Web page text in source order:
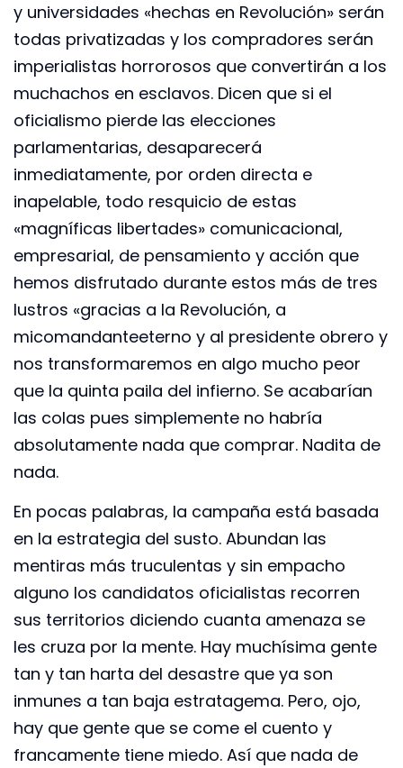
y universidades «hechas en Revolución» serán
todas privatizadas y los compradores serán
imperialistas horrorosos que convertirán a los
muchachos en esclavos. Dicen que si el
oficialismo pierde las elecciones
parlamentarias, desaparecerá
inmediatamente, por orden directa e
inapelable, todo resquicio de estas
«magníficas libertades» comunicacional,
empresarial, de pensamiento y acción que
hemos disfrutado durante estos más de tres
lustros «gracias a la Revolución, a
micomandanteeterno y al presidente obrero y
nos transformaremos en algo mucho peor
que la quinta paila del infierno. Se acabarían
las colas pues simplemente no habría
absolutamente nada que comprar. Nadita de
nada.
En pocas palabras, la campaña está basada
en la estrategia del susto. Abundan las
mentiras más truculentas y sin empacho
alguno los candidatos oficialistas recorren
sus territorios diciendo cuanta amenaza se
les cruza por la mente. Hay muchísima gente
tan y tan harta del desastre que ya son
inmunes a tan baja estratagema. Pero, ojo,
hay que gente que se come el cuento y
francamente tiene miedo. Así que nada de